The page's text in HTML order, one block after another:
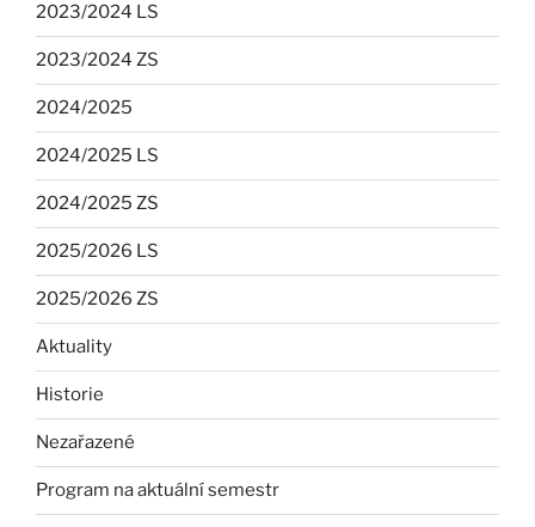
2023/2024 LS
2023/2024 ZS
2024/2025
2024/2025 LS
2024/2025 ZS
2025/2026 LS
2025/2026 ZS
Aktuality
Historie
Nezařazené
Program na aktuální semestr